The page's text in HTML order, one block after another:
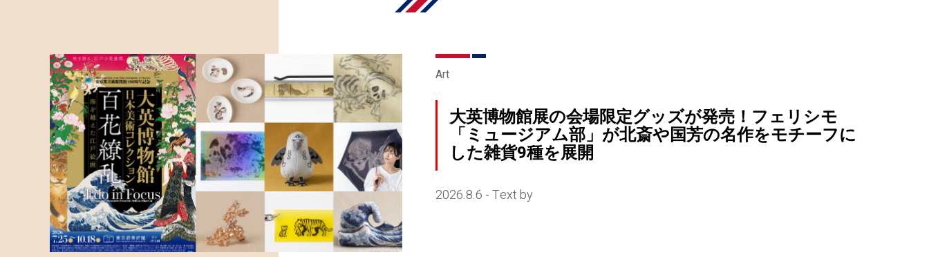
Art
大英博物館展の会場限定グッズが発売！フェリシモ
「ミュージアム部」が北斎や国芳の名作をモチーフに
した雑貨9種を展開
2026.8.6 - Text by